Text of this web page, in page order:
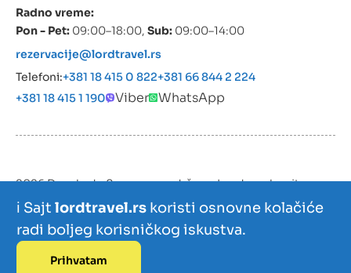
Radno vreme:
Pon - Pet: 09:00–18:00, Sub: 09:00–14:00
rezervacije@lordtravel.rs
Telefoni:+381 18 415 0 822+381 66 844 2 224
+381 18 415 1 190
Viber WhatsApp
2026 Devokado Sva prava zadržana. Izrada web sajta:
Izdvajamo
ℹ️ Sajtlordtravel.rs koristi osnovne kolačiće
radi boljeg korisničkog iskustva.
Prihvatam